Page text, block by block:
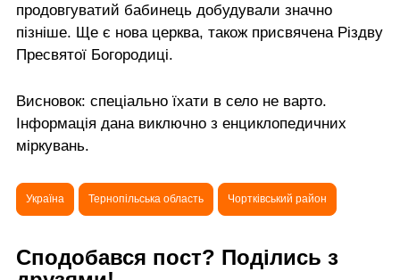
продовгуватий бабинець добудували значно
пізніше. Ще є нова церква, також присвячена Різдву
Пресвятої Богородиці.
Висновок: спеціально їхати в село не варто.
Інформація дана виключно з енциклопедичних
міркувань.
Україна Тернопільська область Чортківський район
Сподобався пост? Поділись з